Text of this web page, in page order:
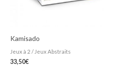
Kamisado
Jeux à 2 / Jeux Abstraits
33,50€